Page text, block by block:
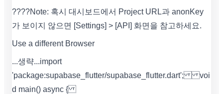
????Note: 혹시 대시보드에서 Project URL과 anonKey
가 보이지 않으면 [Settings] > [API] 화면을 참고하세요.
Use a different Browser
...생략... import
'package:supabase_flutter/supabase_flutter.dart'; voi
d main() async {